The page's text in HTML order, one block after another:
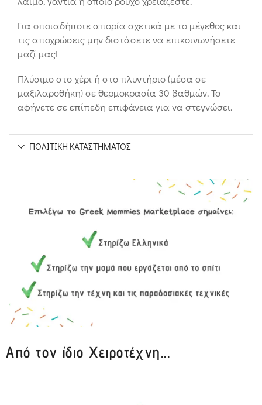
Για οποιαδήποτε απορία σχετικά με το μέγεθος και
τις αποχρώσεις μην διστάσετε να επικοινωνήσετε
μαζί μας!
Πλύσιμο στο χέρι ή στο πλυντήριο (μέσα σε
μαξιλαροθήκη) σε θερμοκρασία 30 βαθμών. Το
αφήνετε σε επίπεδη επιφάνεια για να στεγνώσει.
ΠΟΛΙΤΙΚΉ ΚΑΤΑΣΤΉΜΑΤΟΣ
Από τον ίδιο Χειροτέχνη...